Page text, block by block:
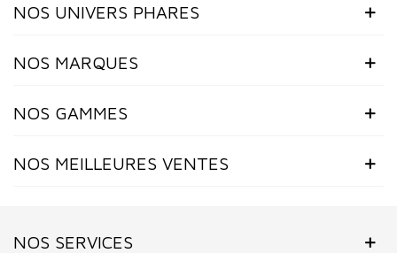
NOS UNIVERS PHARES
NOS MARQUES
NOS GAMMES
NOS MEILLEURES VENTES
NOS SERVICES